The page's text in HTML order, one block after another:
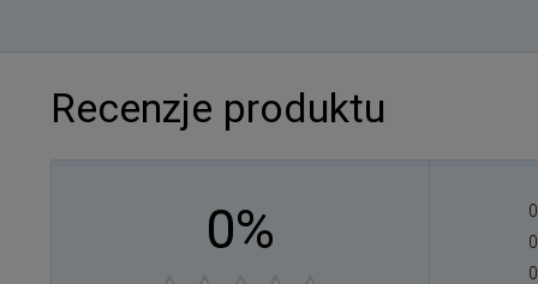
Recenzje produktu
0% 0
0
0